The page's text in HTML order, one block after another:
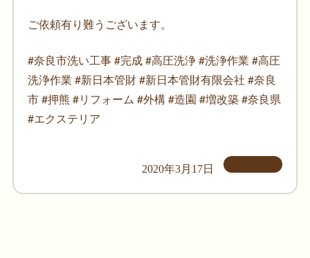
ご依頼有り難うございます。
#奈良市洗い工事 #完成 #高圧洗浄 #洗浄作業 #高圧
洗浄作業 #新日本管財 #新日本管財有限会社 #奈良
市 #押熊 #リフォーム #外構 #造園 #増改築 #奈良県
#エクステリア
2020年3月17日